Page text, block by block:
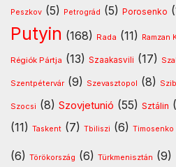
Peszkov (5) Petrográd (5) Porosenko
Putyin (168) Rada (11) Ramzan
Régiók Pártja (13) Szaakasvili (17)
Szentpétervár (9) Szevasztopol (8)
Szocsi (8) Szovjetunió (55) Sztálin
(11) Taskent (7) Tbiliszi (6) Timosenko
(6) Törökország (6) Türkmenisztán (9)